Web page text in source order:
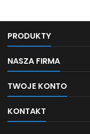
PRODUKTY
NASZA FIRMA
TWOJE KONTO
KONTAKT